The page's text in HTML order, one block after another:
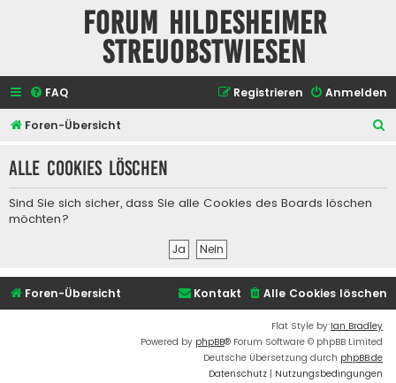
Forum Hildesheimer
Streuobstwiesen
FAQ Anmelden
Registrieren
Foren-Übersicht
h
Alle Cookies löschen
Sind Sie sich sicher, dass Sie alle Cookies des Boards löschen
möchten?
Foren-Übersicht Alle Cookies löschen
Kontakt
Flat Style by Ian Bradley
Powered by phpBB® Forum Software © phpBB Limited
Deutsche Übersetzung durch phpBB.de
Datenschutz | Nutzungsbedingungen